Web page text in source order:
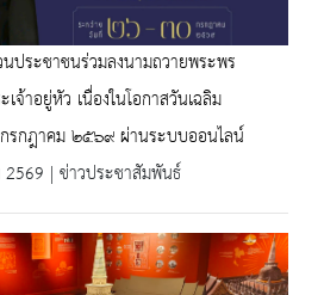
ประชาชนร่วมลงนามถวายพระพร
จ้าอยู่หัว เนื่องในโอกาสวันเฉลิม
กฎาคม ๒๕๖๙ ผ่านระบบออนไลน์
| ข่าวประชาสัมพันธ์